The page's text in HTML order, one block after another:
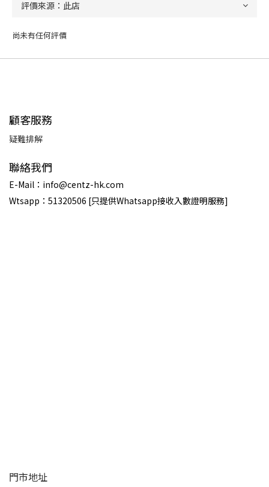
尚未有任何評價
顧客服務
疑難排解
聯絡我們
E-Mail：info@centz-hk.com
Wtsapp：51320506 [只提供Whatsapp接收入數證明服務]
門市地址